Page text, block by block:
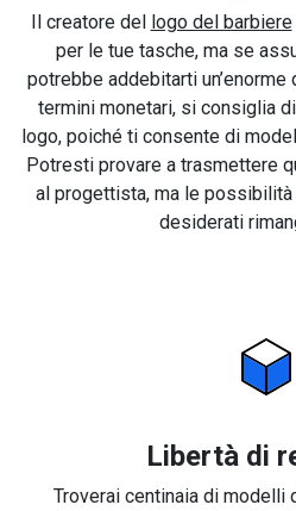
Il creatore del logo del barbiere
per le tue tasche, ma se
potrebbe addebitarti un’enorme
termini monetari, si consiglia
logo, poiché ti consente di
Potresti provare a trasmettere
al progettista, ma le
desiderati
Libertà di
Troverai centinaia di modelli